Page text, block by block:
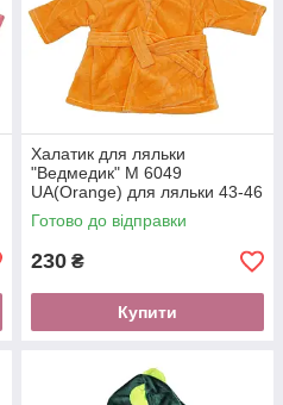
Халатик для ляльки
"Ведмедик" M 6049
UA(Orange) для ляльки 43-46
см
Готово до відправки
230 ₴
Купити